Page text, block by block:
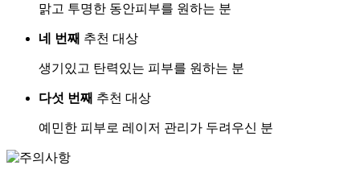
맑고 투명한 동안피부를 원하는 분
네 번째 추천 대상
생기있고 탄력있는 피부를 원하는 분
다섯 번째 추천 대상
예민한 피부로 레이저 관리가 두려우신 분